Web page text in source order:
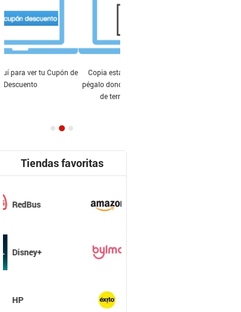
Copia esta cupón descuento y
pégalo donde te lo indiquen antes
Tiendas favoritas